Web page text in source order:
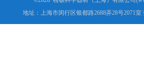
地址：上海市闵行区银都路2688弄28号2071室